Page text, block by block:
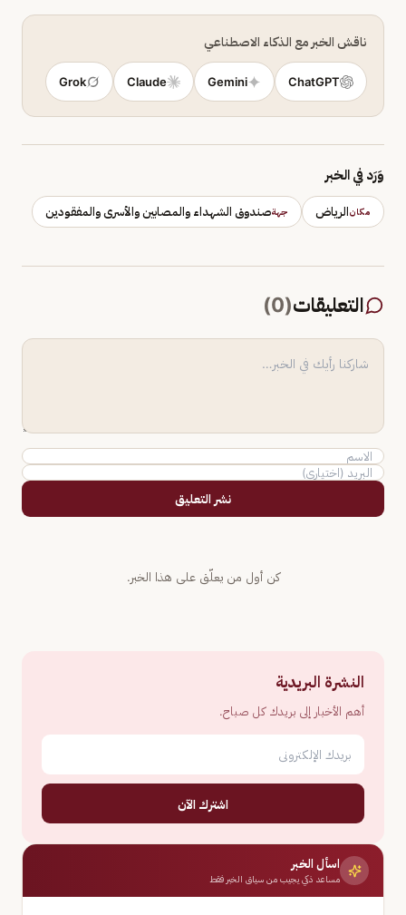
ناقش الخبر مع الذكاء الاصطناعي
ChatGPT
Gemini
Claude
Grok
وَرَد في الخبر
مكانالرياض جهةصندوق الشهداء والمصابين والأسرى والمفقودين
التعليقات(
0
)
نشر التعليق
كن أول من يعلّق على هذا الخبر.
النشرة البريدية
أهم الأخبار إلى بريدك كل صباح.
اشترك الآن
اسأل الخبر
مساعد ذكي يجيب من سياق الخبر فقط